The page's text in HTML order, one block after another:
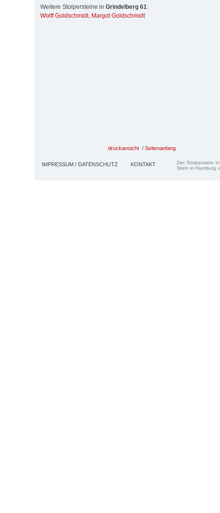
Weitere Stolpersteine in Grindelberg 61:
Wolff Goldschmidt, Margot Goldschmidt
druckansicht / Seitenanfang
IMPRESSUM / DATENSCHUTZ KONTAKT
Der Stolperstein
Stein in Hamburg